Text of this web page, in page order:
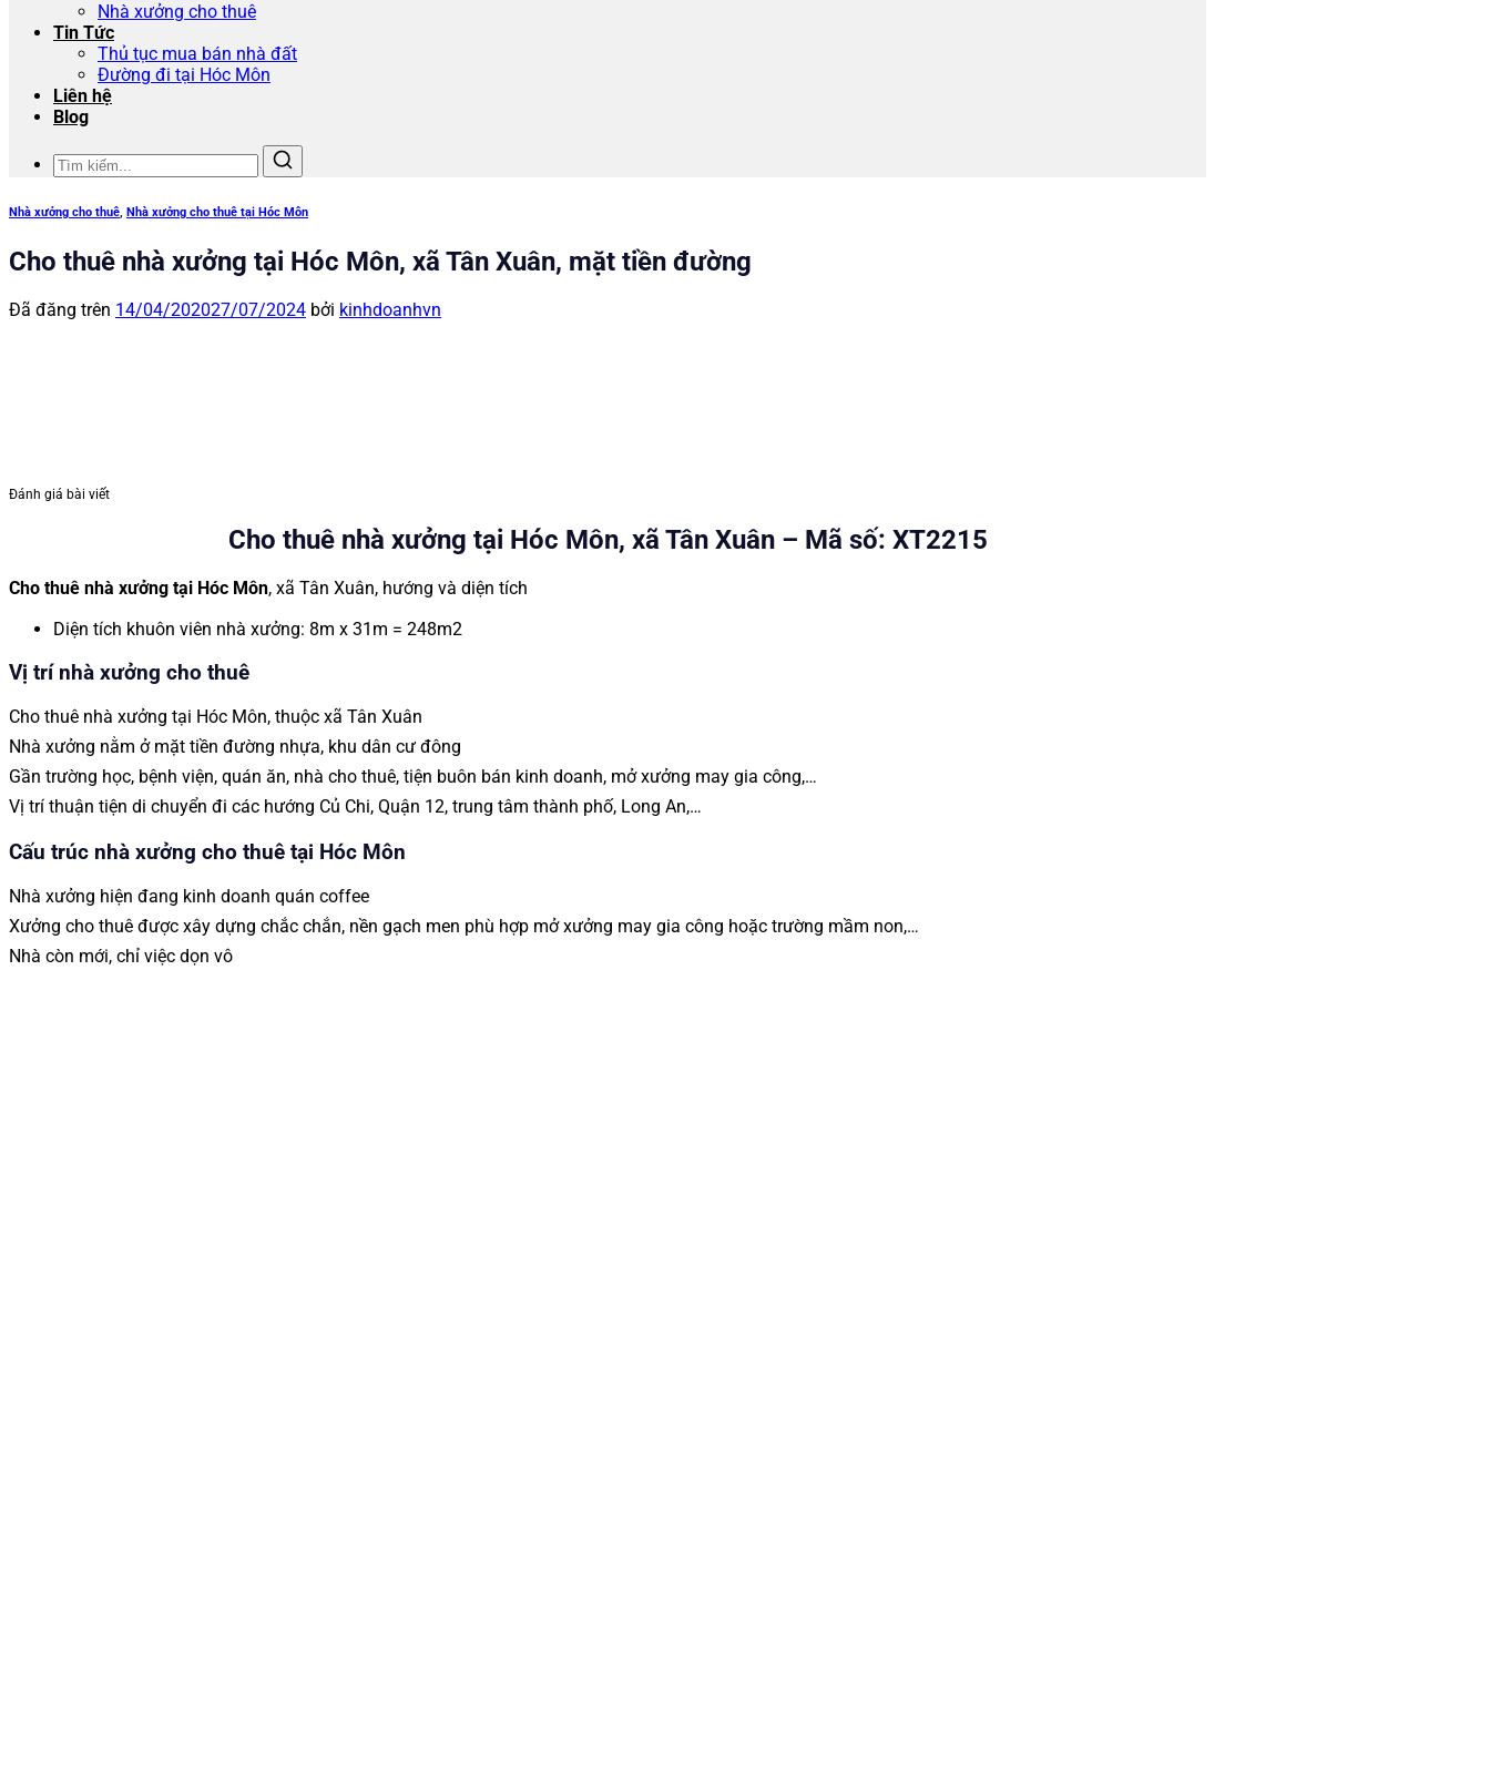
Nhà xưởng cho thuê
Tin Tức
Thủ tục mua bán nhà đất
Đường đi tại Hóc Môn
Liên hệ
Blog
Nhà xưởng cho thuê Nhà xưởng cho thuê tại Hóc Môn
Cho thuê nhà xưởng tại Hóc Môn, xã Tân Xuân, mặt tiền đường
Đã đăng trên 14/04/202027/07/2024 bởi kinhdoanhvn
Đánh giá bài viết
Cho thuê nhà xưởng tại Hóc Môn, xã Tân Xuân – Mã số: XT2215
Cho thuê nhà xưởng tại Hóc Môn, xã Tân Xuân, hướng và diện tích
Diện tích khuôn viên nhà xưởng: 8m x 31m = 248m2
Vị trí nhà xưởng cho thuê
Cho thuê nhà xưởng tại Hóc Môn, thuộc xã Tân Xuân
Nhà xưởng nằm ở mặt tiền đường nhựa, khu dân cư đông
Gần trường học, bệnh viện, quán ăn, nhà cho thuê, tiện buôn bán kinh doanh, mở xưởng may gia công,…
Vị trí thuận tiện di chuyển đi các hướng Củ Chi, Quận 12, trung tâm thành phố, Long An,…
Cấu trúc nhà xưởng cho thuê tại Hóc Môn
Nhà xưởng hiện đang kinh doanh quán coffee
Xưởng cho thuê được xây dựng chắc chắn, nền gạch men phù hợp mở xưởng may gia công hoặc trường mầm non,…
Nhà còn mới, chỉ việc dọn vô